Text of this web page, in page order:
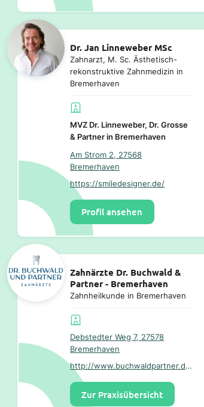
Dr. Jan Linneweber MSc
Zahnarzt, M. Sc. Ästhetisch-
rekonstruktive Zahnmedizin in
Bremerhaven
MVZ Dr. Linneweber, Dr. Grosse
& Partner in Bremerhaven
Am Strom 2, 27568
Bremerhaven
https://smiledesigner.de/
Profil ansehen
Zahnärzte Dr. Buchwald &
Partner - Bremerhaven
Zahnheilkunde in Bremerhaven
Debstedter Weg 7, 27578
Bremerhaven
http://www.buchwaldpartner.de/
Zur Praxisübersicht